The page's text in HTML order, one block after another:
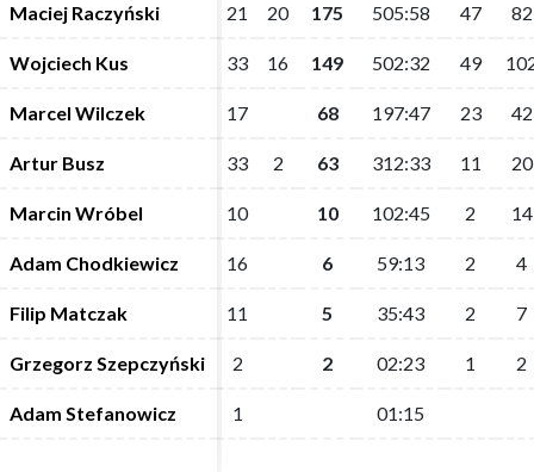
Maciej Raczyński 21 20 175 505:58 47 82
Wojciech Kus 33 16 149 502:32 49
Marcel Wilczek 17 68 197:47 23 42
Artur Busz 33 2 63 312:33 11 20
Marcin Wróbel 10 10 102:45 2 14
Adam Chodkiewicz 16 6 59:13 2 4
Filip Matczak 11 5 35:43 2 7
Grzegorz Szepczyński 2 2 02:23 1 2
Adam Stefanowicz 1 01:15
Maciej Raczyński 21 20 175 505:58 47 82
Wojciech Kus 33 16 149 502:32 49
Marcel Wilczek 17 68 197:47 23 42
Artur Busz 33 2 63 312:33 11 20
Marcin Wróbel 10 10 102:45 2 14
Adam Chodkiewicz 16 6 59:13 2 4
Filip Matczak 11 5 35:43 2 7
Grzegorz Szepczyński 2 2 02:23 1 2
Adam Stefanowicz 1 01:15